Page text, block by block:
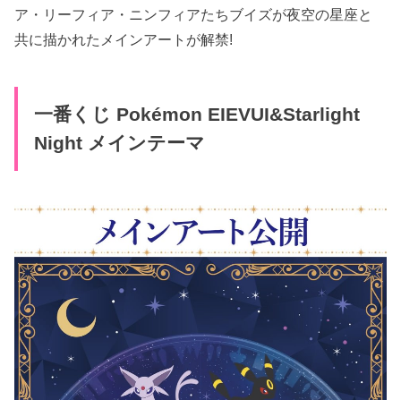
ア・リーフィア・ニンフィアたちブイズが夜空の星座と
共に描かれたメインアートが解禁!
一番くじ Pokémon EIEVUI&Starlight
Night メインテーマ